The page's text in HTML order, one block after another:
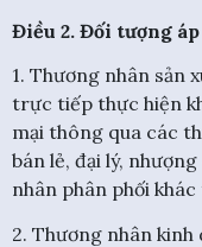
Điều 2. Đối tượng
1. Thương nhân sản
trực tiếp thực hiện
mại thông qua các
bán lẻ, đại lý,
nhân phân phối
2. Thương nhân kinh